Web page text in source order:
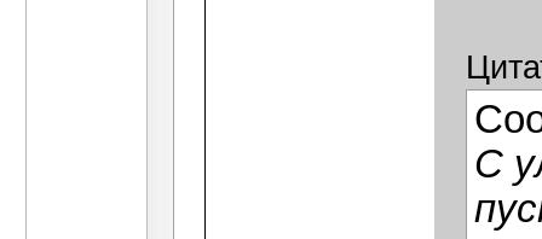
С